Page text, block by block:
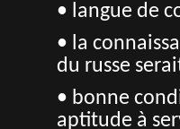
• langue de
• la
du russe
• bonne
aptitude à